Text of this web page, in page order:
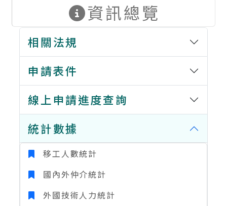
資訊總覽
相關法規
申請表件
線上申請進度查詢
統計數據
移工人數統計
國內外仲介統計
外國技術人力統計